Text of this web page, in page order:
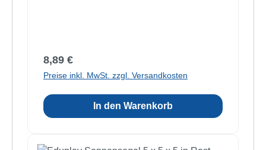
Regulärer Preis:
8,89 €
Preise inkl. MwSt. zzgl. Versandkosten
In den Warenkorb